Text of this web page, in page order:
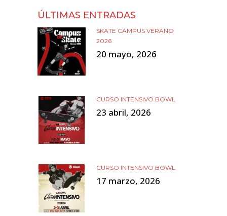
ÚLTIMAS ENTRADAS
SKATE CAMPUS VERANO
2026
20 mayo, 2026
CURSO INTENSIVO BOWL
23 abril, 2026
CURSO INTENSIVO BOWL
17 marzo, 2026